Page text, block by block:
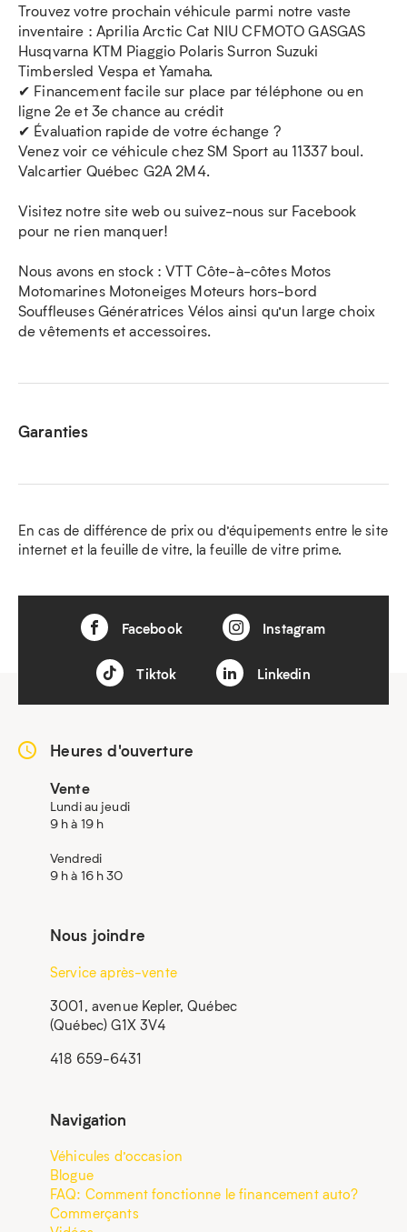
Trouvez votre prochain véhicule parmi notre vaste
inventaire : Aprilia Arctic Cat NIU CFMOTO GASGAS
Husqvarna KTM Piaggio Polaris Surron Suzuki
Timbersled Vespa et Yamaha.
✔ Financement facile sur place par téléphone ou en
ligne 2e et 3e chance au crédit
✔ Évaluation rapide de votre échange ?
Venez voir ce véhicule chez SM Sport au 11337 boul.
Valcartier Québec G2A 2M4.
Visitez notre site web ou suivez-nous sur Facebook
pour ne rien manquer!
Nous avons en stock : VTT Côte-à-côtes Motos
Motomarines Motoneiges Moteurs hors-bord
Souffleuses Génératrices Vélos ainsi qu’un large choix
de vêtements et accessoires.
Garanties
En cas de différence de prix ou d’équipements entre le site
internet et la feuille de vitre, la feuille de vitre prime.
Facebook Instagram
Tiktok Linkedin
Heures d'ouverture
Vente
Lundi au jeudi
9 h à 19 h
Vendredi
9 h à 16 h 30
Nous joindre
Service après-vente
3001, avenue Kepler, Québec
(Québec) G1X 3V4
418 659-6431
Navigation
Véhicules d’occasion
Blogue
FAQ: Comment fonctionne le financement auto?
Commerçants